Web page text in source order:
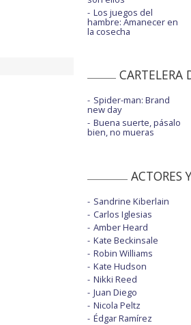
Los juegos del
hambre: Amanecer en
la cosecha
CARTELERA
Spider-man: Brand
new day
Buena suerte, pásalo
bien, no mueras
ACTORES
Sandrine Kiberlain
Carlos Iglesias
Amber Heard
Kate Beckinsale
Robin Williams
Kate Hudson
Nikki Reed
Juan Diego
Nicola Peltz
Édgar Ramírez